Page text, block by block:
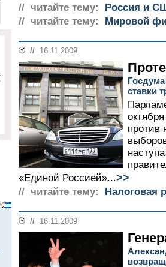
// читайте тему:
Россия и
// читайте тему:
Мировой
// 16.11.2009
ставки
против
«Единой Россией»...>>
// читайте тему: Налоговая
// 16.11.2009